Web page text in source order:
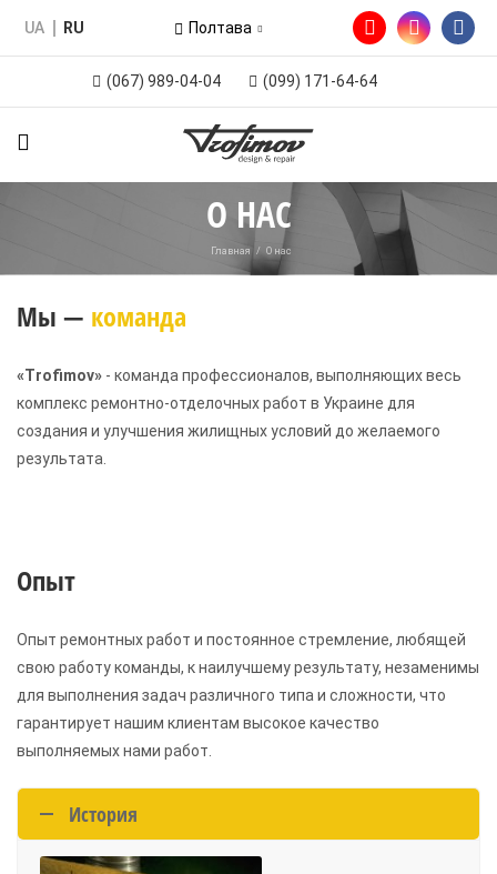
(067) 989-04-04 (099) 171-64-64
UA RU Полтава
О НАС
Главная / О нас
Мы — команда
«Trofimov» - команда профессионалов, выполняющих весь
комплекс ремонтно-отделочных работ в Украине для
создания и улучшения жилищных условий до желаемого
результата.
Опыт
Опыт ремонтных работ и постоянное стремление, любящей
свою работу команды, к наилучшему результату, незаменимы
для выполнения задач различного типа и сложности, что
гарантирует нашим клиентам высокое качество
выполняемых нами работ.
История